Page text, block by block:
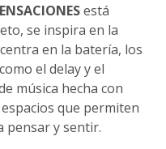
está
se inspira en la
en la batería, los
el delay y el
música hecha con
que permiten
pensar y sentir.